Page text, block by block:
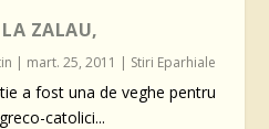
LA ZALAU,
| mart. 25, 2011 | Stiri Eparhiale
a fost una de veghe pentru
catolici...